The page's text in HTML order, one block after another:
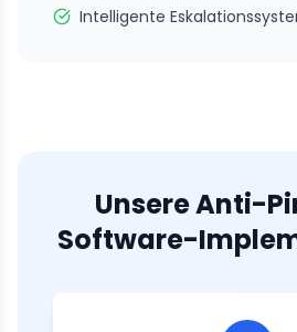
Intelligente
Unsere Anti-
Software-